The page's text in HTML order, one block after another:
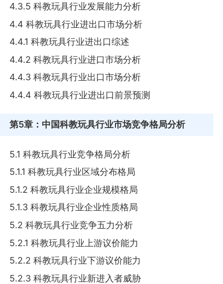
4.3.5 科教玩具行业发展能力分析
4.4 科教玩具行业进出口市场分析
4.4.1 科教玩具行业进出口综述
4.4.2 科教玩具行业进口市场分析
4.4.3 科教玩具行业出口市场分析
4.4.4 科教玩具行业进出口前景预测
第5章 ：中国科教玩具行业市场竞争格局分析
5.1 科教玩具行业竞争格局分析
5.1.1 科教玩具行业区域分布格局
5.1.2 科教玩具行业企业规模格局
5.1.3 科教玩具行业企业性质格局
5.2 科教玩具行业竞争五力分析
5.2.1 科教玩具行业上游议价能力
5.2.2 科教玩具行业下游议价能力
5.2.3 科教玩具行业新进入者威胁